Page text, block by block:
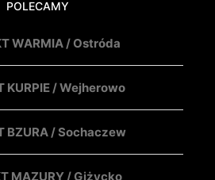
POLECAMY
WARMIA / Ostróda
KURPIE / Wejherowo
BZURA / Sochaczew
MAZURY / Giżycko